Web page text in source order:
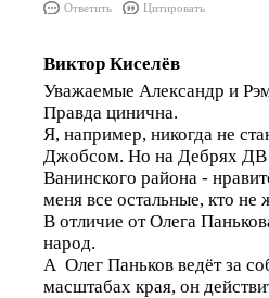
Ответить Цитировать
Виктор Киселёв
Уважаемые Александр и
Правда цинична.
Я, например, никогда не
Джобсом. Но на Дебрях ДВ
Ванинского района -
меня все остальные, кто не
В отличие от Олега
народ.
А Олег Паньков ведёт за
масштабах края, он